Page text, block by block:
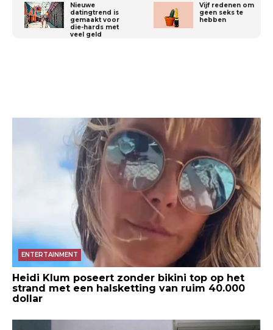
Nieuwe
datingtrend is
gemaakt voor
die-hards met
veel geld
Vijf redenen om
geen seks te
hebben
ENTERTAINMENT
Heidi Klum poseert zonder bikini top op het
strand met een halsketting van ruim 40.000
dollar